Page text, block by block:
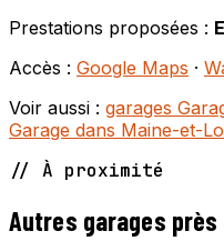
Prestations proposées :
Accès : Google Maps ·
Voir aussi : garages
Garage dans Maine-et-
// À proximité
Autres garages près